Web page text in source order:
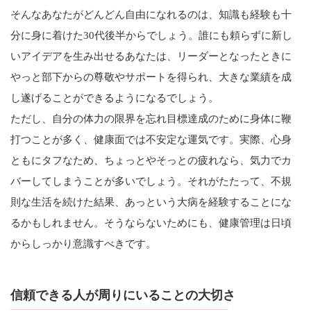
そんなあなたがどんどん自由になれるのは、知識も経験も十
分に身に着けた30代後半からでしょう。誰にも頼らずに新し
いアイデアを生み出せるあなたは、リーダーとなったときに
やっと部下からの尊敬やサポートを得られ、大きな業績を成
し遂げることができるようになるでしょう。
ただし、自分の体力の限界を忘れ目標達成のために身体に鞭
打つことが多く、健康面では不安定な運気です。実際、心身
ともにタフなため、ちょっとやそっとの疲れなら、気力でカ
バーしてしまうことが多いでしょう。それがたたって、不規
則な生活を続けた結果、あっという大病を経験することにな
るかもしれません。そうならないためにも、健康管理は日頃
からしっかり意識すべきです。
信頼できる人が周りにいることの大切さ